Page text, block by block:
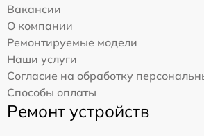
Вакансии
О компании
Ремонтируемые модели
Наши услуги
Согласие на обработку
Способы оплаты
Ремонт устройств